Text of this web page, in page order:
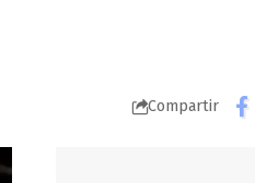
Compartir